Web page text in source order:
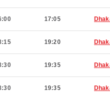
17:05
19:20
19:35
19:35